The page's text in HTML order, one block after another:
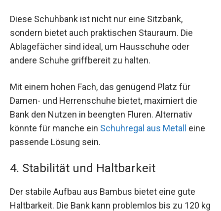
Diese Schuhbank ist nicht nur eine Sitzbank,
sondern bietet auch praktischen Stauraum. Die
Ablagefächer sind ideal, um Hausschuhe oder
andere Schuhe griffbereit zu halten.
Mit einem hohen Fach, das genügend Platz für
Damen- und Herrenschuhe bietet, maximiert die
Bank den Nutzen in beengten Fluren. Alternativ
könnte für manche ein Schuhregal aus Metall eine
passende Lösung sein.
4. Stabilität und Haltbarkeit
Der stabile Aufbau aus Bambus bietet eine gute
Haltbarkeit. Die Bank kann problemlos bis zu 120 kg